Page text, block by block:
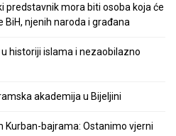
predstavnik mora biti osoba koja će
njenih naroda i građana
historiji islama i nezaobilazno
akademija u Bijeljini
Kurban-bajrama: Ostanimo vjerni